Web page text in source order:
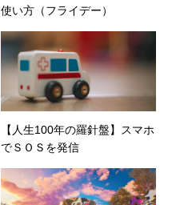
使い方（フライデー）
【人生100年の羅針盤】スマホ
でＳＯＳを発信